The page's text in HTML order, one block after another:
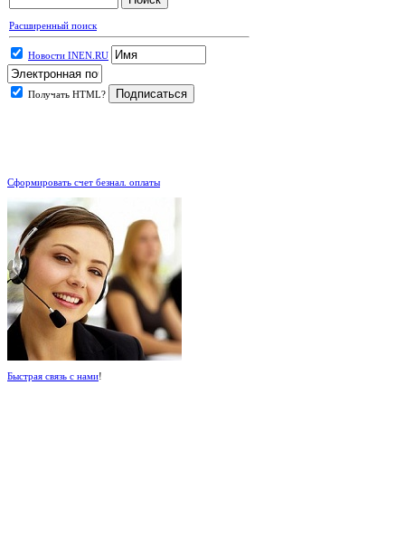
Расширенный поиск
Новости INEN.RU
Получать HTML?
Сформировать счет безнал. оплаты
Быстрая связь с нами!